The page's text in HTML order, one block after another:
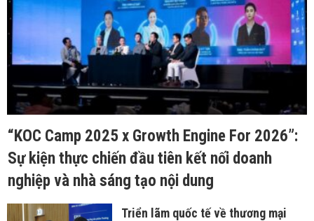
“KOC Camp 2025 x Growth Engine For 2026”:
Sự kiện thực chiến đầu tiên kết nối doanh
nghiệp và nhà sáng tạo nội dung
Triển lãm quốc tế về thương mại